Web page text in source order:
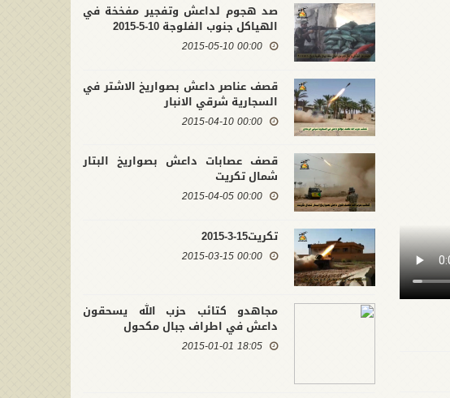
صد هجوم لداعش وتفجير مفخخة في
الهياكل جنوب الفلوجة 10-5-2015
00:00 2015-05-10
قصف عناصر داعش بصواريخ الاشتر في
السجارية شرقي الانبار
00:00 2015-04-10
قصف عصابات داعش بصواريخ البتار
شمال تكريت
00:00 2015-04-05
تكريت15-3-2015
00:00 2015-03-15
مجاهدو كتائب حزب الله يسحقون
داعش في اطراف جبال مكحول
18:05 2015-01-01